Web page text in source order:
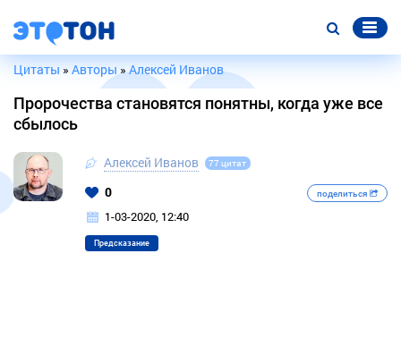
Цитаты » Авторы »Алексей Иванов
Пророчества становятся понятны, когда уже все
сбылось
Алексей Иванов 77 цитат
0 поделиться
1-03-2020, 12:40
Предсказание